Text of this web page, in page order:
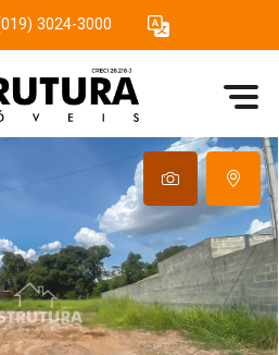
3024-3000